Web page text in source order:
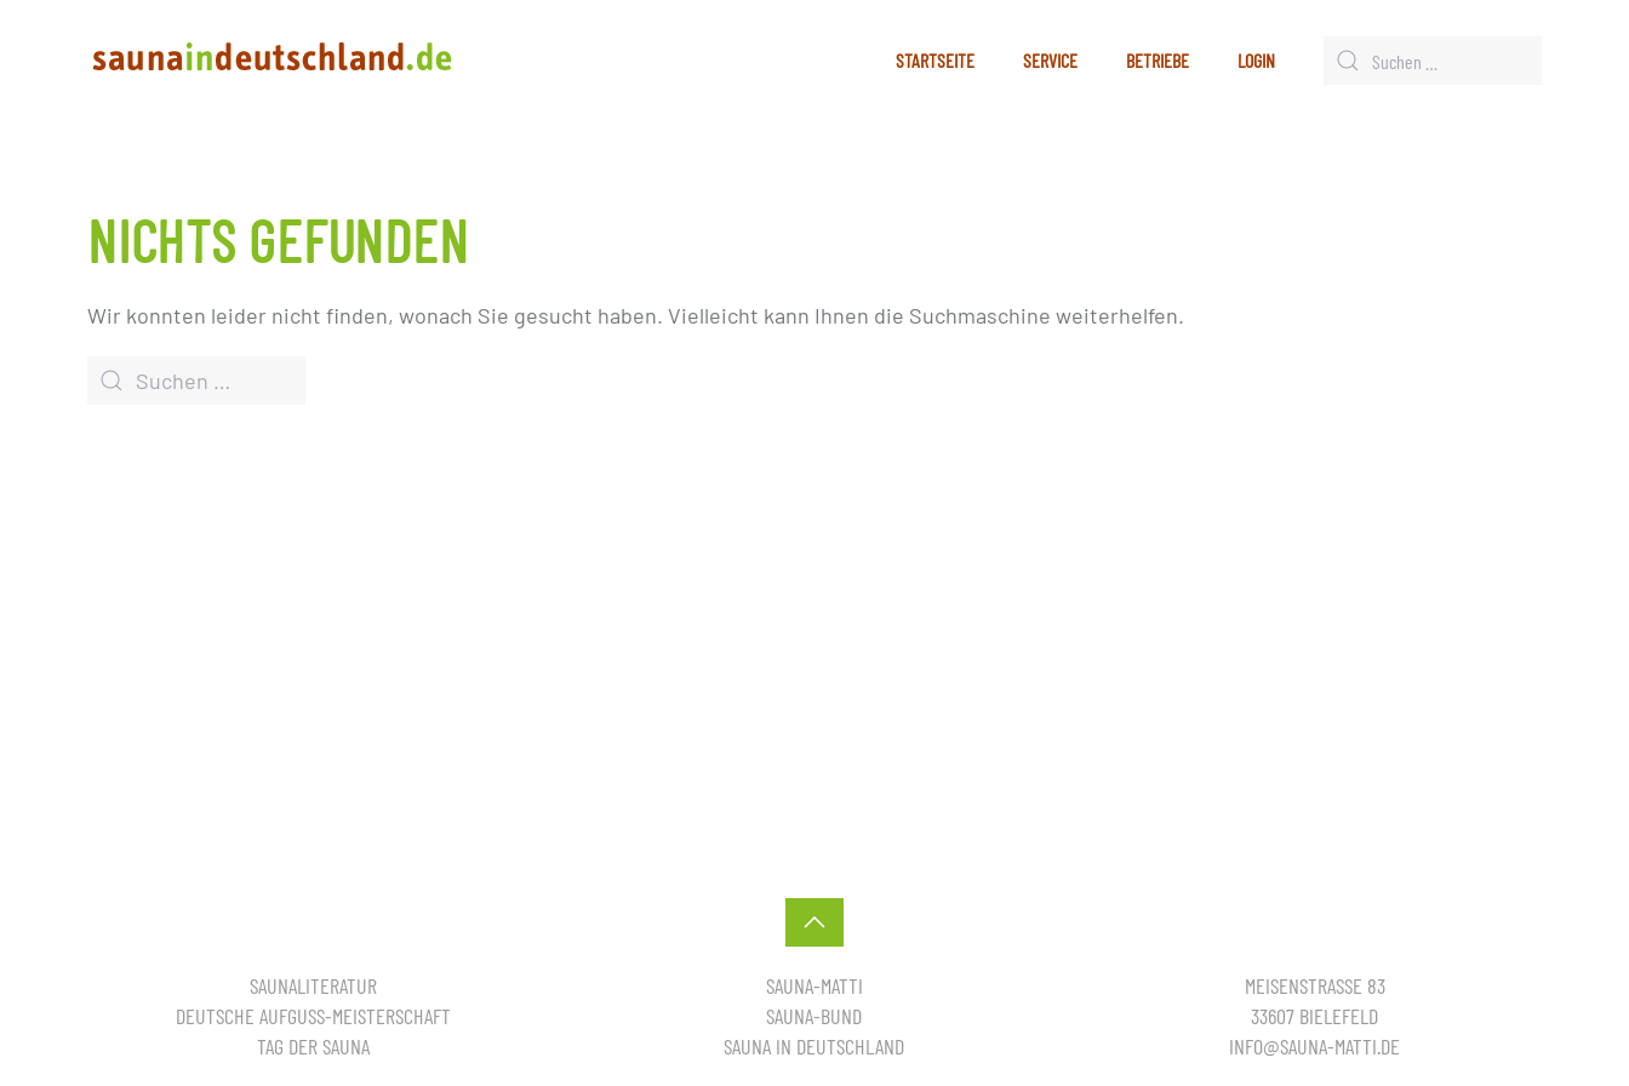
STARTSEITE SERVICE BETRIEBE LOGIN
NICHTS GEFUNDEN
Wir konnten leider nicht finden, wonach Sie gesucht haben. Vielleicht kann Ihnen die Suchmaschine weiterhelfen.
SAUNALITERATUR
DEUTSCHE AUFGUSS-MEISTERSCHAFT
TAG DER SAUNA
SAUNA-MATTI
SAUNA-BUND
SAUNA IN DEUTSCHLAND
MEISENSTRASSE 83
33607 BIELEFELD
INFO@SAUNA-MATTI.DE